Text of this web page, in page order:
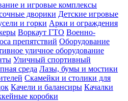
и игровые комплексы
дворики Детские игровые
и горки Арки и ограждения
Воркаут ГТО Военно-
препятствий Оборудование
уличное оборудование
Уличный спортивный
среда Лазы, бумы и мостики
Скамейки и столики для
Качели и балансиры Качалки
коробки